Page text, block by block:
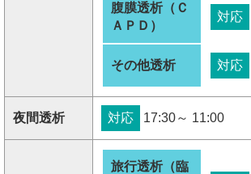
腹膜透析（Ｃ
ＡＰＤ）
対応
その他透析 対応
夜間透析 対応 17:30～ 11:00
旅行透析（臨